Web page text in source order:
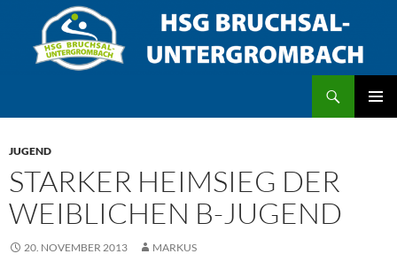
springen
JUGEND
STARKER HEIMSIEG DER
WEIBLICHEN B-JUGEND
20. NOVEMBER 2013 MARKUS